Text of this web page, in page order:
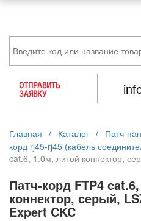
ОТПРАВИТЬ
ЗАЯВКУ
Главная / Каталог / Патч-
корд rj45-rj45 (кабель
cat.6, 1.0м, литой коннектор,
Патч-корд FTP4
коннектор, серый,
Expert CKC